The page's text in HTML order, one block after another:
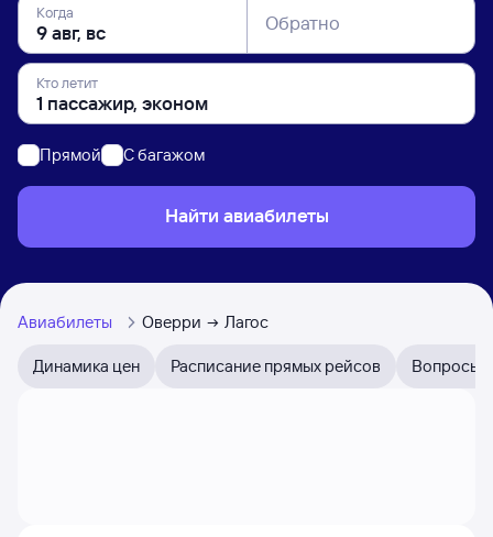
Когда Обратно
Кто летит
Прямой C багажом
Найти авиабилеты
Авиабилеты Оверри Лагос
Динамика цен Расписание прямых рейсов Вопросы